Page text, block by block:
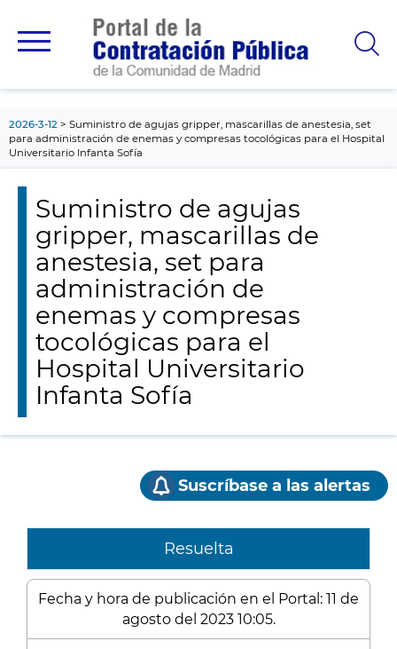
principal
2026-3-12
Suministro de agujas gripper, mascarillas de anestesia, set
para administración de enemas y compresas tocológicas para el Hospital
Universitario Infanta Sofía
Suministro de agujas
gripper, mascarillas de
anestesia, set para
administración de
enemas y compresas
tocológicas para el
Hospital Universitario
Infanta Sofía
Suscríbase a las alertas
Resuelta
Fecha y hora de publicación en el Portal: 11 de
agosto del 2023 10:05.